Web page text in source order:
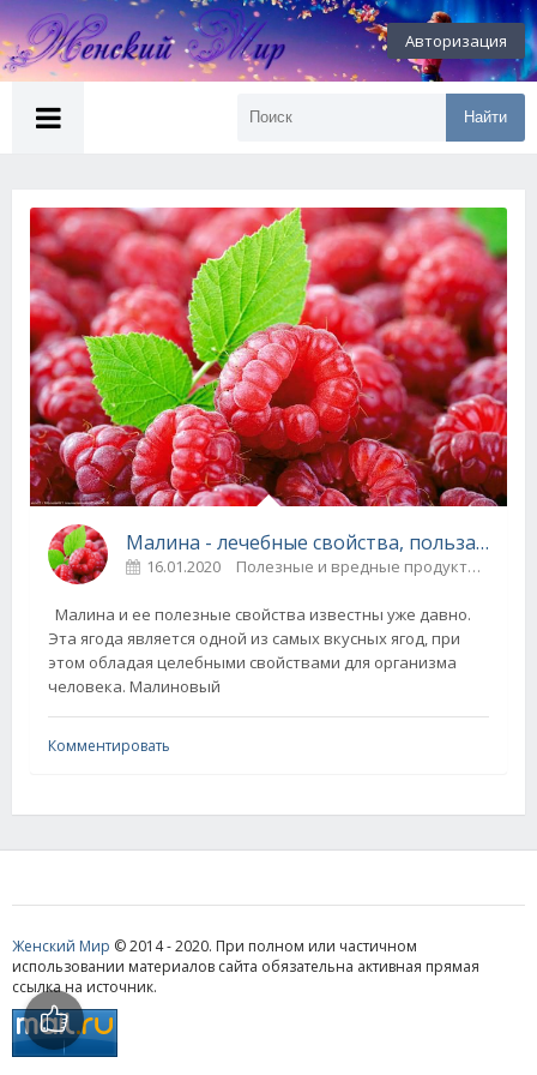
Авторизация
Найти
Малина - лечебные свойства, польза и вред
16.01.2020 Полезные и вредные продукты
Малина и ее полезные свойства известны уже давно.
Эта ягода является одной из самых вкусных ягод, при
этом обладая целебными свойствами для организма
человека. Малиновый
Комментировать
Женский Мир © 2014 - 2020. При полном или частичном
использовании материалов сайта обязательна активная прямая
ссылка на источник.